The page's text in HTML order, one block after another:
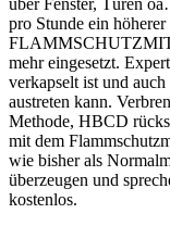
über Fenster, Türen
pro Stunde ein
mehr eingesetzt.
verkapselt ist und
austreten kann.
Methode, HBCD
mit dem
wie bisher als
überzeugen und
kostenlos.